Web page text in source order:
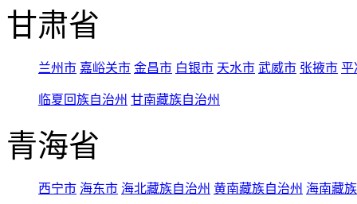
甘肃省
兰州市 嘉峪关市 金昌市 白银市 天水市 武威市 张掖市 平
临夏回族自治州 甘南藏族自治州
青海省
西宁市 海东市 海北藏族自治州 黄南藏族自治州 海南藏